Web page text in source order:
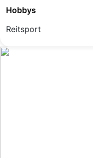
Hobbys
Reitsport